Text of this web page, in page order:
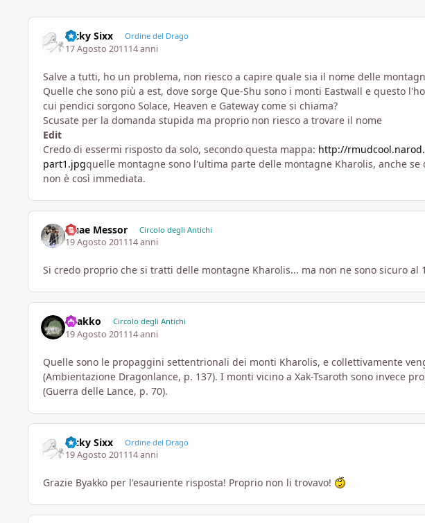
Ricky Sixx Ordine del Drago
17 Agosto 201114 anni
Salve a tutti, ho un problema, non riesco a capire quale sia il nome delle
Quelle che sono più a est, dove sorge Que-Shu sono i monti Eastwall e questo
cui pendici sorgono Solace, Heaven e Gateway come si chiama?
Scusate per la domanda stupida ma proprio non riesco a trovare il nome
Edit
Credo di essermi risposto da solo, secondo questa mappa: http://
part1.jpgquelle montagne sono l'ultima parte delle montagne Kharolis, anche
non è così immediata.
Quae Messor Circolo degli Antichi
19 Agosto 201114 anni
Si credo proprio che si tratti delle montagne Kharolis... ma non ne sono sicuro al
Byakko Circolo degli Antichi
19 Agosto 201114 anni
Quelle sono le propaggini settentrionali dei monti Kharolis, e collettivamente
(Ambientazione Dragonlance, p. 137). I monti vicino a Xak-Tsaroth sono invece
(Guerra delle Lance, p. 70).
Ricky Sixx Ordine del Drago
19 Agosto 201114 anni
Grazie Byakko per l'esauriente risposta! Proprio non li trovavo!